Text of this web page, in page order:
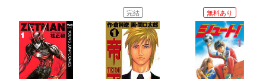
完結 無料あり